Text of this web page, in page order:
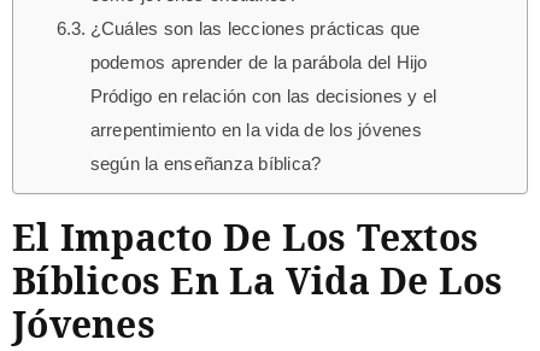
¿Cuáles son las lecciones prácticas que
podemos aprender de la parábola del Hijo
Pródigo en relación con las decisiones y el
arrepentimiento en la vida de los jóvenes
según la enseñanza bíblica?
El Impacto De Los Textos
Bíblicos En La Vida De Los
Jóvenes